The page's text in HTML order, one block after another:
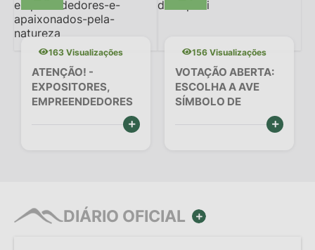
Emprega
Jornal
Agenda
163 Visualizações
ATENÇÃO! -
EXPOSITORES,
EMPREENDEDORES
VER MAIS
156 Visualizações
VOTAÇÃO ABERTA:
ESCOLHA A AVE
SÍMBOLO DE
VER MAIS
DIÁRIO OFICIAL VER MAIS